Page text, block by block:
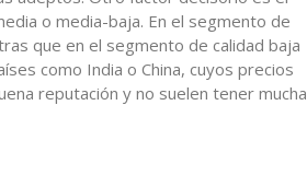
o media-baja. En el segmento de
que en el segmento de calidad baja
como India o China, cuyos precios
reputación y no suelen tener mucha